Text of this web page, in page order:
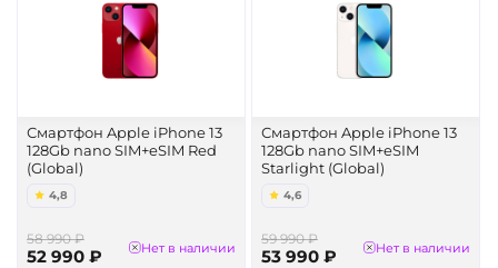
Смартфон Apple iPhone 13
128Gb nano SIM+eSIM Red
(Global)
4,8
58 990 ₽
52 990 ₽ Нет в наличии
Смартфон Apple iPhone 13
128Gb nano SIM+eSIM
Starlight (Global)
4,6
59 990 ₽
53 990 ₽ Нет в наличии